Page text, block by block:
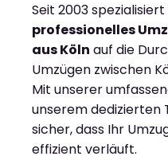
Seit 2003
professionelles
aus Köln auf die
Umzügen zwischen
Mit unserer
unserem dedizierten
sicher, dass Ihr
effizient verläuft.